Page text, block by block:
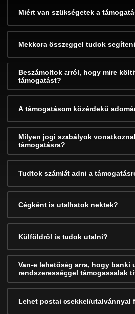
Miért van szükségetek a
Mekkora összeggel tudok
Beszámoltok arról, hogy mire
támogatást?
A támogatásom közérdekű
Milyen jogi szabályok
támogatásra?
Tudtok számlát adni a
Cégként is utalhatok nektek?
Külföldről is tudok utalni?
Van-e lehetőség arra, hogy banki
rendszerességgel támogassalak
Lehet postai csekkel/utalvánnyal